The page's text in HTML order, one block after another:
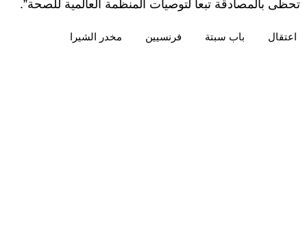
تحظى بالمصادقة تبعا لتوصيات المنظمة العالمية للصحة”.
اعتقال باب سبتة فرنسيين مخدر الشيرا